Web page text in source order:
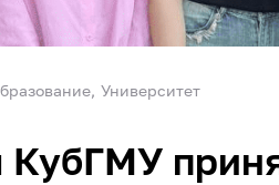
Университет
КубГМУ